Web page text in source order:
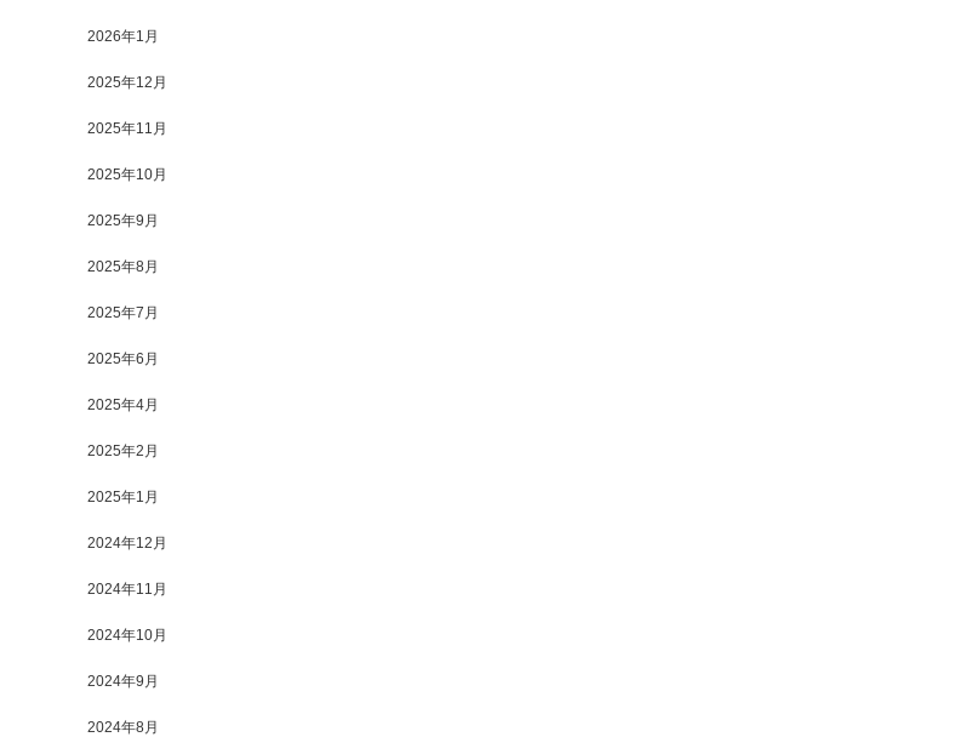
2026年1月
2025年12月
2025年11月
2025年10月
2025年9月
2025年8月
2025年7月
2025年6月
2025年4月
2025年2月
2025年1月
2024年12月
2024年11月
2024年10月
2024年9月
2024年8月